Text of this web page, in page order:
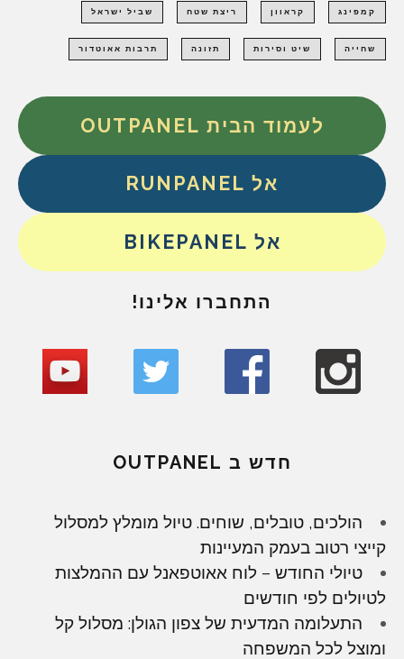
קמפינג קראוון ריצת שטח שביל ישראל
שחייה שיט וסירות תזונה תרבות אאוטדור
לעמוד הבית OUTPANEL
אל RUNPANEL
אל BIKEPANEL
התחברו אלינו!
חדש ב OUTPANEL
הולכים, טובלים, שוחים. טיול מומלץ למסלול
קייצי רטוב בעמק המעיינות
טיולי החודש – לוח אאוטפאנל עם ההמלצות
לטיולים לפי חודשים
התעלומה המדעית של צפון הגולן: מסלול קל
ומוצל לכל המשפחה